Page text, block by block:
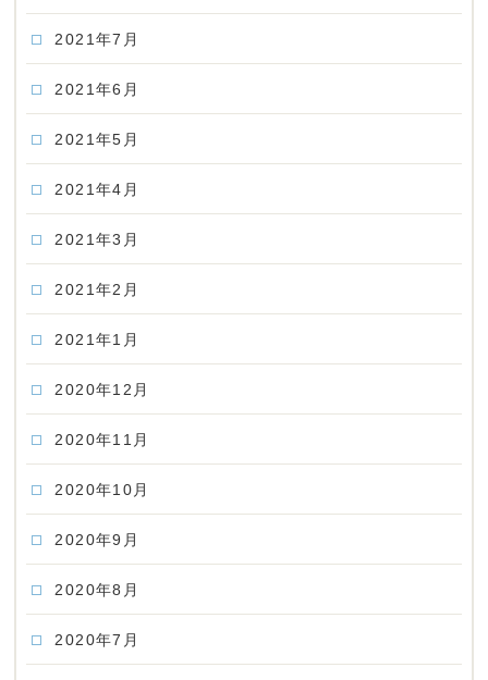
2021年7月
2021年6月
2021年5月
2021年4月
2021年3月
2021年2月
2021年1月
2020年12月
2020年11月
2020年10月
2020年9月
2020年8月
2020年7月